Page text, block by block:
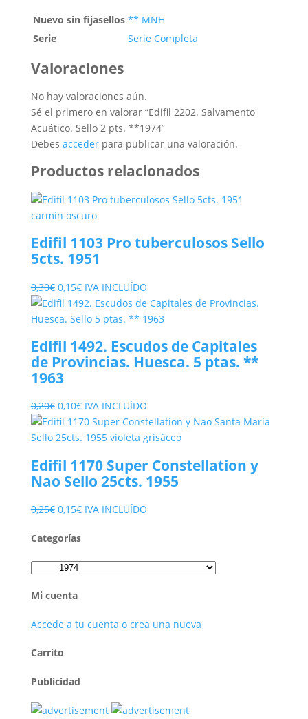
Nuevo sin fijasellos ** MNH
Serie
Serie Completa
Valoraciones
No hay valoraciones aún.
Sé el primero en valorar “Edifil 2202. Salvamento
Acuático. Sello 2 pts. **1974”
Debes accederpara publicar una valoración.
Productos relacionados
Edifil 1103 Pro tuberculosos Sello
5cts. 1951
0,30€ El
precio
original
0,30€.
0,15€El
precio
actual
0,15€.
IVA INCLUÍDO
Edifil 1492. Escudos de Capitales
de Provincias. Huesca. 5 ptas. **
1963
0,20€ El
precio
original
0,20€.
0,10€El
precio
actual
0,10€.
IVA INCLUÍDO
Edifil 1170 Super Constellation y
Nao Sello 25cts. 1955
0,25€ El
original
0,25€.
0,15€El
actual
0,15€.
IVA INCLUÍDO
Categorías
Mi cuenta
Accede a tu cuenta o crea una nueva
Carrito
Publicidad